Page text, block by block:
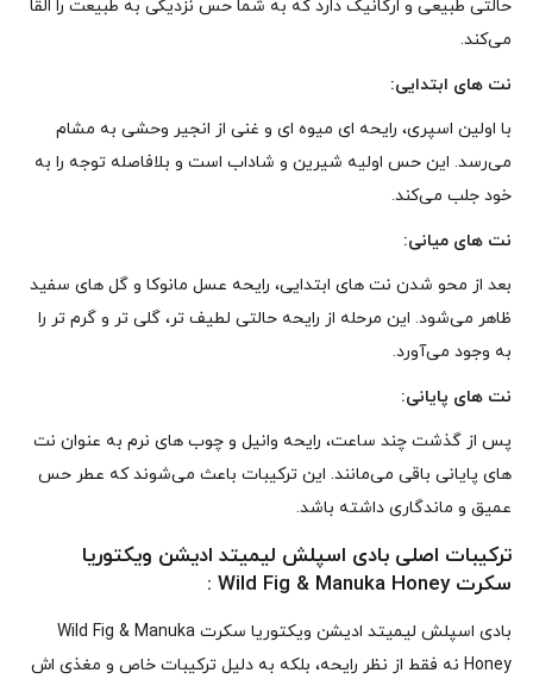
حالتی طبیعی و ارگانیک دارد که به شما حس نزدیکی به طبیعت را القا
می‌کند.
نت‌ های ابتدایی:
با اولین اسپری، رایحه‌ ای میوه‌ ای و غنی از انجیر وحشی به مشام
می‌رسد. این حس اولیه شیرین و شاداب است و بلافاصله توجه را به
خود جلب می‌کند.
نت‌ های میانی:
بعد از محو شدن نت‌ های ابتدایی، رایحه عسل مانوکا و گل‌ های سفید
ظاهر می‌شود. این مرحله از رایحه حالتی لطیف‌ تر، گلی‌ تر و گرم‌ تر را
به وجود می‌آورد.
نت‌ های پایانی:
پس از گذشت چند ساعت، رایحه وانیل و چوب‌ های نرم به‌ عنوان نت‌
های پایانی باقی می‌مانند. این ترکیبات باعث می‌شوند که عطر حس
عمیق و ماندگاری داشته باشد.
ترکیبات اصلی بادی اسپلش لیمیتد ادیشن ویکتوریا
سکرت Wild Fig & Manuka Honey :
بادی اسپلش لیمیتد ادیشن ویکتوریا سکرت Wild Fig & Manuka
Honey نه فقط از نظر رایحه، بلکه به دلیل ترکیبات خاص و مغذی‌ اش